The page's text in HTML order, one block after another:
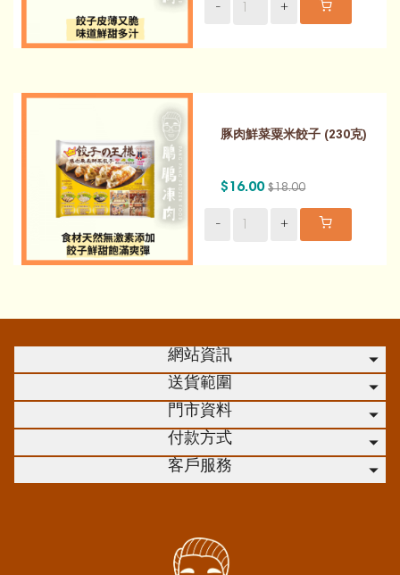
- +
豚肉鮮菜粟米餃子 (230克)
$16.00 $18.00
- +
網站資訊
送貨範圍
門市資料
付款方式
客戶服務